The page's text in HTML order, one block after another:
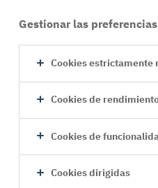
technical difficulties. Try
Gestionar las
Cookies estrictamente
Cookies de
Cookies de
Cookies dirigidas